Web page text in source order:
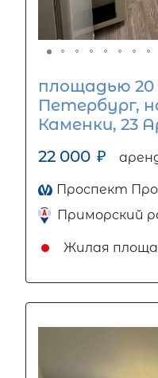
площадью 20
Петербург,
Каменки, 23
22 000 ₽
Проспект
Приморский
Жилая